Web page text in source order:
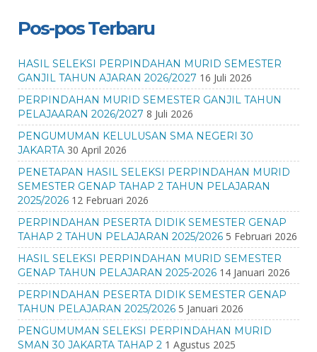
Pos-pos Terbaru
HASIL SELEKSI PERPINDAHAN MURID SEMESTER
GANJIL TAHUN AJARAN 2026/2027 16 Juli 2026
PERPINDAHAN MURID SEMESTER GANJIL TAHUN
PELAJAARAN 2026/2027 8 Juli 2026
PENGUMUMAN KELULUSAN SMA NEGERI 30
JAKARTA 30 April 2026
PENETAPAN HASIL SELEKSI PERPINDAHAN MURID
SEMESTER GENAP TAHAP 2 TAHUN PELAJARAN
2025/2026 12 Februari 2026
PERPINDAHAN PESERTA DIDIK SEMESTER GENAP
TAHAP 2 TAHUN PELAJARAN 2025/2026 5 Februari 2026
HASIL SELEKSI PERPINDAHAN MURID SEMESTER
GENAP TAHUN PELAJARAN 2025-2026 14 Januari 2026
PERPINDAHAN PESERTA DIDIK SEMESTER GENAP
TAHUN PELAJARAN 2025/2026 5 Januari 2026
PENGUMUMAN SELEKSI PERPINDAHAN MURID
SMAN 30 JAKARTA TAHAP 2 1 Agustus 2025